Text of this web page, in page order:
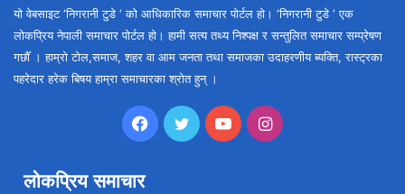
यो वेबसाइट ‘निगरानी टुडे ‘ को आधिकारिक समाचार पोर्टल हो। ‘निगरानी टुडे ‘ एक
लोकप्रिय नेपाली समाचार पोर्टल हो। हामी सत्य तथ्य निश्पक्ष र सन्तुलित समाचार सम्प्रेषण
गर्छौँ । हाम्रो टोल,समाज, शहर वा आम जनता तथा समाजका उदाहरणीय ब्यक्ति, रास्ट्रका
पहरेदार हरेक बिषय हाम्रा समाचारका श्रोत हुन् ।
Facebook
TwitterYouTubeInstagram
लोकप्रिय समाचार